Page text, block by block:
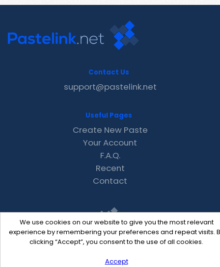
We use cookies on our website to give you the most relevant
experience by remembering your preferences and repeat visits.
clicking “Accept”, you consent to the use of all cookies.
Accept
Contact Us
support@pastelink.net
Useful Pages
Create New Paste
Your Account
F.A.Q.
Recent
Contact
Pastelink.net © 2026